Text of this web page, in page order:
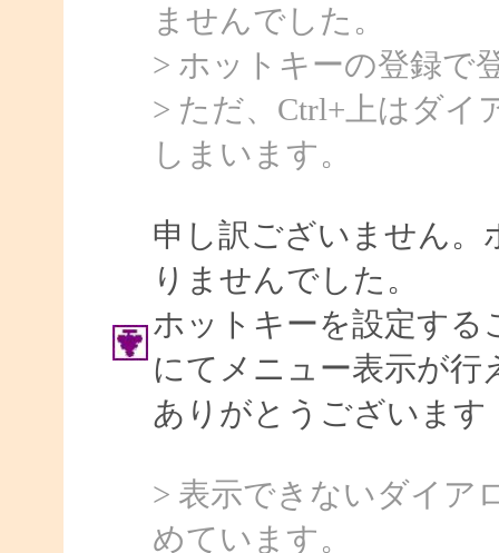
ませんでした。
> ホットキーの登録で
> ただ、Ctrl+上はダイ
しまいます。
申し訳ございません。
りませんでした。
ホットキーを設定する
にてメニュー表示が行
ありがとうございます
> 表示できないダイア
めています。